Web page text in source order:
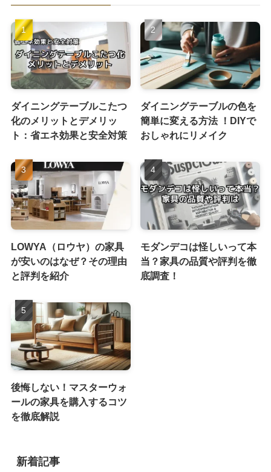
ダイニングテーブルこたつ
化のメリットとデメリッ
ト：省エネ効果と安全対策
ダイニングテーブルの色を
簡単に変える方法 ！DIYで
おしゃれにリメイク
LOWYA（ロウヤ）の家具
が安いのはなぜ？その理由
と評判を紹介
モダンデコは怪しいって本
当？家具の品質や評判を徹
底調査！
後悔しない！マスターウォ
ールの家具を購入するコツ
を徹底解説
新着記事